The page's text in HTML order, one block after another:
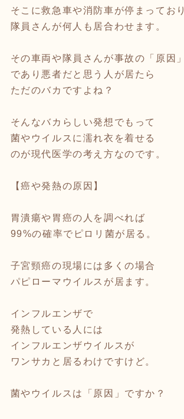
そこに救急車や消防車が停まっており
隊員さんが何人も居合わせます。
その車両や隊員さんが事故の「原因」
であり悪者だと思う人が居たら
ただのバカですよね？
そんなバカらしい発想でもって
菌やウイルスに濡れ衣を着せる
のが現代医学の考え方なのです。
【癌や発熱の原因】
胃潰瘍や胃癌の人を調べれば
99%の確率でピロリ菌が居る。
子宮頸癌の現場には多くの場合
パピローマウイルスが居ます。
インフルエンザで
発熱している人には
インフルエンザウイルスが
ワンサカと居るわけですけど。
菌やウイルスは「原因」ですか？